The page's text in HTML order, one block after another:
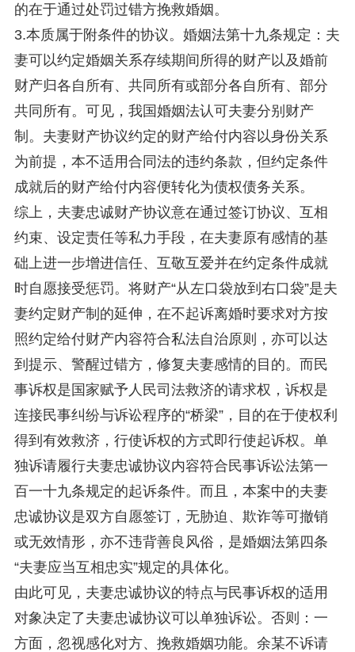
的在于通过处罚过错方挽救婚姻。
3.本质属于附条件的协议。婚姻法第十九条规定：夫
妻可以约定婚姻关系存续期间所得的财产以及婚前
财产归各自所有、共同所有或部分各自所有、部分
共同所有。可见，我国婚姻法认可夫妻分别财产
制。夫妻财产协议约定的财产给付内容以身份关系
为前提，本不适用合同法的违约条款，但约定条件
成就后的财产给付内容便转化为债权债务关系。
综上，夫妻忠诚财产协议意在通过签订协议、互相
约束、设定责任等私力手段，在夫妻原有感情的基
础上进一步增进信任、互敬互爱并在约定条件成就
时自愿接受惩罚。将财产“从左口袋放到右口袋”是夫
妻约定财产制的延伸，在不起诉离婚时要求对方按
照约定给付财产内容符合私法自治原则，亦可以达
到提示、警醒过错方，修复夫妻感情的目的。而民
事诉权是国家赋予人民司法救济的请求权，诉权是
连接民事纠纷与诉讼程序的“桥梁”，目的在于使权利
得到有效救济，行使诉权的方式即行使起诉权。单
独诉请履行夫妻忠诚协议内容符合民事诉讼法第一
百一十九条规定的起诉条件。而且，本案中的夫妻
忠诚协议是双方自愿签订，无胁迫、欺诈等可撤销
或无效情形，亦不违背善良风俗，是婚姻法第四条
“夫妻应当互相忠实”规定的具体化。
由此可见，夫妻忠诚协议的特点与民事诉权的适用
对象决定了夫妻忠诚协议可以单独诉讼。否则：一
方面，忽视感化对方、挽救婚姻功能。余某不诉请